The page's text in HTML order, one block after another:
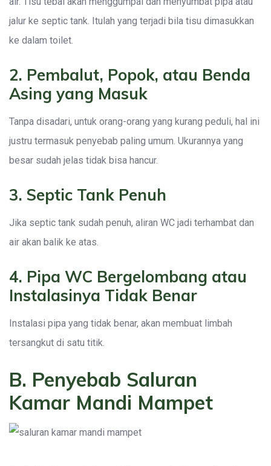
jalur ke septic tank. Itulah yang terjadi bila tisu dimasukkan
ke dalam toilet.
2. Pembalut, Popok, atau Benda
Asing yang Masuk
Tanpa disadari, untuk orang-orang yang kurang peduli, hal ini
justru termasuk penyebab paling umum. Ukurannya yang
besar sudah jelas tidak bisa hancur.
3. Septic Tank Penuh
Jika septic tank sudah penuh, aliran WC jadi terhambat dan
air akan balik ke atas.
4. Pipa WC Bergelombang atau
Instalasinya Tidak Benar
Instalasi pipa yang tidak benar, akan membuat limbah
tersangkut di satu titik.
B. Penyebab Saluran
Kamar Mandi Mampet